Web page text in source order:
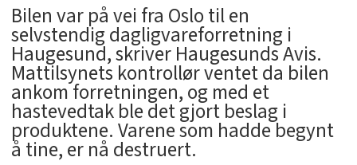
Bilen var på vei fra Oslo til en
selvstendig dagligvareforretning i
Haugesund, skriver Haugesunds Avis.
Mattilsynets kontrollør ventet da bilen
ankom forretningen, og med et
hastevedtak ble det gjort beslag i
produktene. Varene som hadde begynt
å tine, er nå destruert.